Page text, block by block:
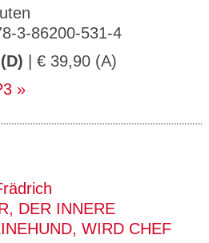
3-86200-531-4
| € 39,90 (A)
DER INNERE
WIRD CHEF